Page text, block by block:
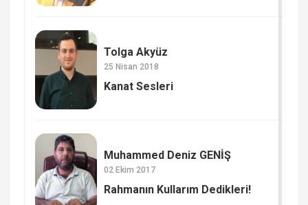
Tolga Akyüz
25 Nisan 2018
Kanat Sesleri
Muhammed Deniz GENİŞ
02 Ekim 2017
Rahmanın Kullarım Dedikleri!